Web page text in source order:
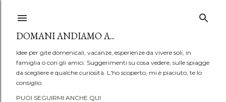
DOMANI ANDIAMO A...
Idee per gite domenicali, vacanze, esperienze da vivere soli, in
famiglia o con gli amici. Suggerimenti su cosa vedere, sulle spiagge
da scegliere e qualche curiosità. L'ho scoperto, mi è piaciuto, te lo
consiglio.
PUOI SEGUIRMI ANCHE QUI